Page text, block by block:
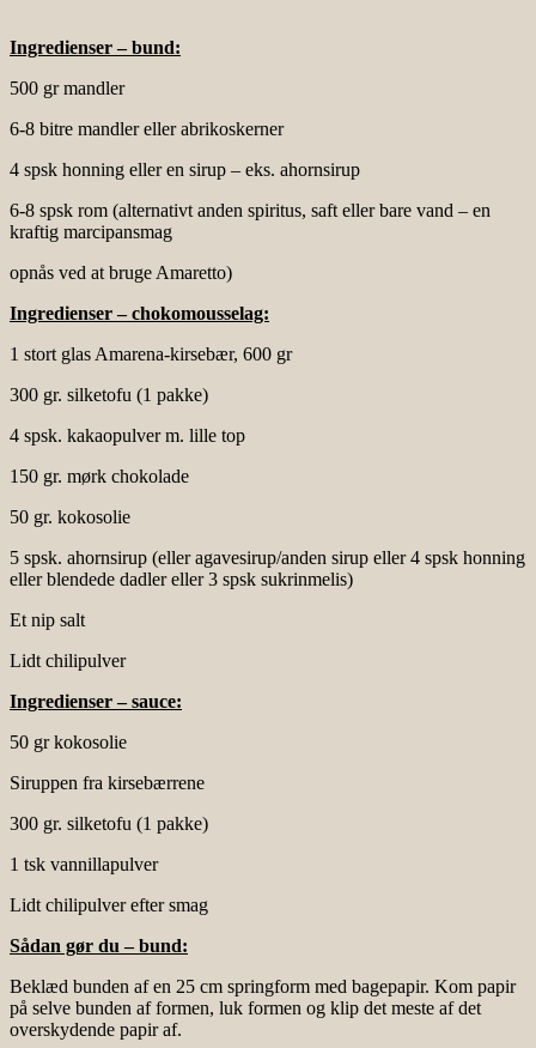
Ingredienser – bund:
500 gr mandler
6-8 bitre mandler eller abrikoskerner
4 spsk honning eller en sirup – eks. ahornsirup
6-8 spsk rom (alternativt anden spiritus, saft eller bare vand – en
kraftig marcipansmag
opnås ved at bruge Amaretto)
Ingredienser – chokomousselag:
1 stort glas Amarena-kirsebær, 600 gr
300 gr. silketofu (1 pakke)
4 spsk. kakaopulver m. lille top
150 gr. mørk chokolade
50 gr. kokosolie
5 spsk. ahornsirup (eller agavesirup/anden sirup eller 4 spsk honning
eller blendede dadler eller 3 spsk sukrinmelis)
Et nip salt
Lidt chilipulver
Ingredienser – sauce:
50 gr kokosolie
Siruppen fra kirsebærrene
300 gr. silketofu (1 pakke)
1 tsk vannillapulver
Lidt chilipulver efter smag
Sådan gør du – bund:
Beklæd bunden af en 25 cm springform med bagepapir. Kom papir
på selve bunden af formen, luk formen og klip det meste af det
overskydende papir af.